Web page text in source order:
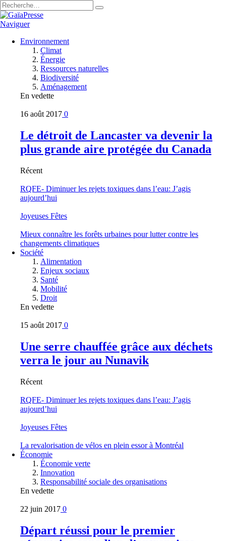
Naviguer
Environnement
Climat
Énergie
Ressources naturelles
Biodiversité
Aménagement
En vedette
16 août 2017 0
Le détroit de Lancaster va devenir la
plus grande aire protégée du Canada
Récent
RQFE- Diminuer les rejets toxiques dans l’eau: J’agis
aujourd’hui
Joyeuses Fêtes
Mieux connaître les forêts urbaines pour lutter contre les
changements climatiques
Société
Alimentation
Enjeux sociaux
Santé
Mobilité
Droit
En vedette
15 août 2017 0
Une serre chauffée grâce aux déchets
verra le jour au Nunavik
Récent
RQFE- Diminuer les rejets toxiques dans l’eau: J’agis
aujourd’hui
Joyeuses Fêtes
La revalorisation de vélos en plein essor à Montréal
Économie
Économie verte
Innovation
Responsabilité sociale des organisations
En vedette
22 juin 2017 0
Départ réussi pour le premier